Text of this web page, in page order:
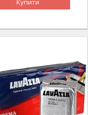
Купити